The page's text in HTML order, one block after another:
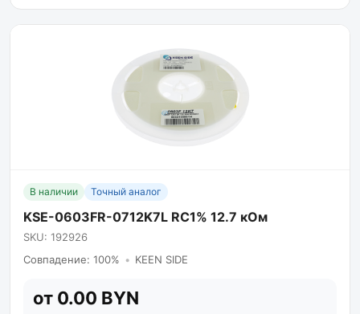
В наличии Точный аналог
KSE-0603FR-0712K7L RC1% 12.7 кОм
SKU: 192926
Совпадение: 100% • KEEN SIDE
от 0.00 BYN